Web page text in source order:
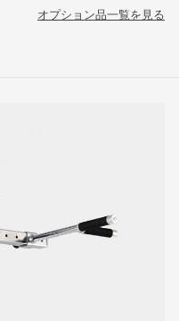
オプション品一覧を見る